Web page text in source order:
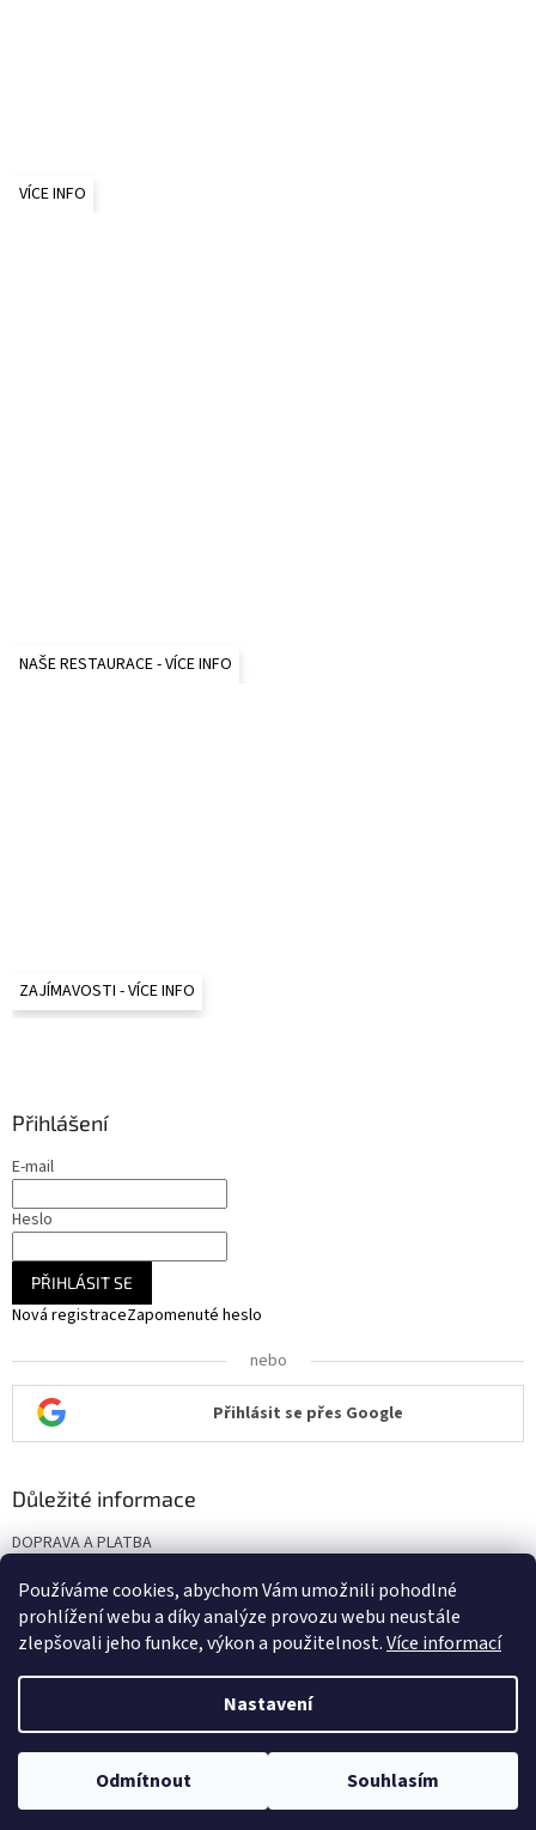
Používáme cookies, abychom Vám umožnili pohodlné
prohlížení webu a díky analýze provozu webu neustále
zlepšovali jeho funkce, výkon a použitelnost.Více informací
Nastavení
Odmítnout Souhlasím
VÍCE INFO
NAŠE RESTAURACE - VÍCE INFO
ZAJÍMAVOSTI - VÍCE INFO
Přihlášení
E-mail
Heslo
PŘIHLÁSIT SE
Nová registraceZapomenuté heslo
nebo
Přihlásit se přes Google
Důležité informace
DOPRAVA A PLATBA
Obchodní podmínky
Podmínky ochrany osobních údajů
Vytvořil Shoptet
Copyright 2026Mercado de El Camino. Všechna práva vyhrazena.